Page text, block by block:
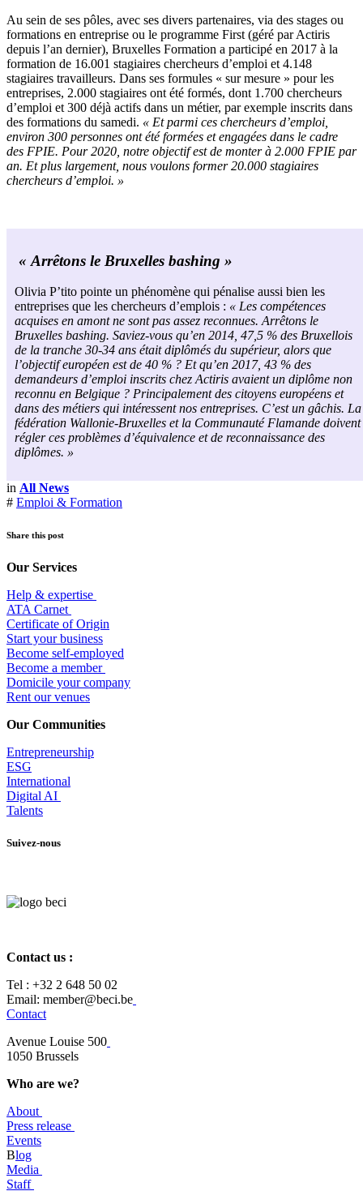
Au sein de ses pôles, avec ses divers partenaires, via des stages ou
formations en entreprise ou le programme First (géré par Actiris
depuis l’an dernier), Bruxelles Formation a participé en 2017 à la
formation de 16.001 stagiaires chercheurs d’emploi et 4.148
stagiaires travailleurs. Dans ses formules « sur mesure » pour les
entreprises, 2.000 stagiaires ont été formés, dont 1.700 chercheurs
d’emploi et 300 déjà actifs dans un métier, par exemple inscrits dans
des formations du samedi. « Et parmi ces chercheurs d’emploi,
environ 300 personnes ont été formées et engagées dans le cadre
des FPIE. Pour 2020, notre objectif est de monter à 2.000 FPIE par
an. Et plus largement, nous voulons former 20.000 stagiaires
chercheurs d’emploi. »
« Arrêtons le Bruxelles bashing »
Olivia P’tito pointe un phénomène qui pénalise aussi bien les
entreprises que les chercheurs d’emplois : « Les compétences
acquises en amont ne sont pas assez reconnues. Arrêtons le
Bruxelles bashing. Saviez-vous qu’en 2014, 47,5 % des Bruxellois
de la tranche 30-34 ans était diplômés du supérieur, alors que
l’objectif européen est de 40 % ? Et qu’en 2017, 43 % des
demandeurs d’emploi inscrits chez Actiris avaient un diplôme non
reconnu en Belgique ? Principalement des citoyens européens et
dans des métiers qui intéressent nos entreprises. C’est un gâchis. La
fédération Wallonie-Bruxelles et la Communauté Flamande doivent
régler ces problèmes d’équivalence et de reconnaissance des
diplômes. »
in All News
# Emploi & Formation
Share this post
Our Services
Help & expertise
​ATA Carnet
Certificate of Origin
Start your business
Become self-employed
Become a member
​Domicile your company
Rent our venues
Our Communities
Entrepreneurship
ESG
International
Digital AI
Talents
Suivez-nous
Contact us :
Tel : +32 2 648 50 02​
​​Email: member@beci.be
Contact
Avenue Louise 500
​1050 Brussels
Who are we?
About
Press release
Events
Blog
​Media
Staff